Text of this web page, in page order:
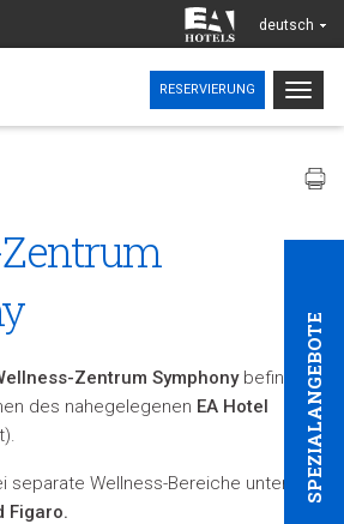
deutsch
RESERVIERUNG
SPEZIALANGEBOTE
Zentrum Symphonybefindet
des nahegelegenen EA Hotel
separate Wellness-Bereiche unterteilt:
Figaro.